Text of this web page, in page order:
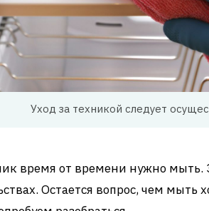
Уход за техникой следует
время от времени нужно мыть.
Остается вопрос, чем мыть